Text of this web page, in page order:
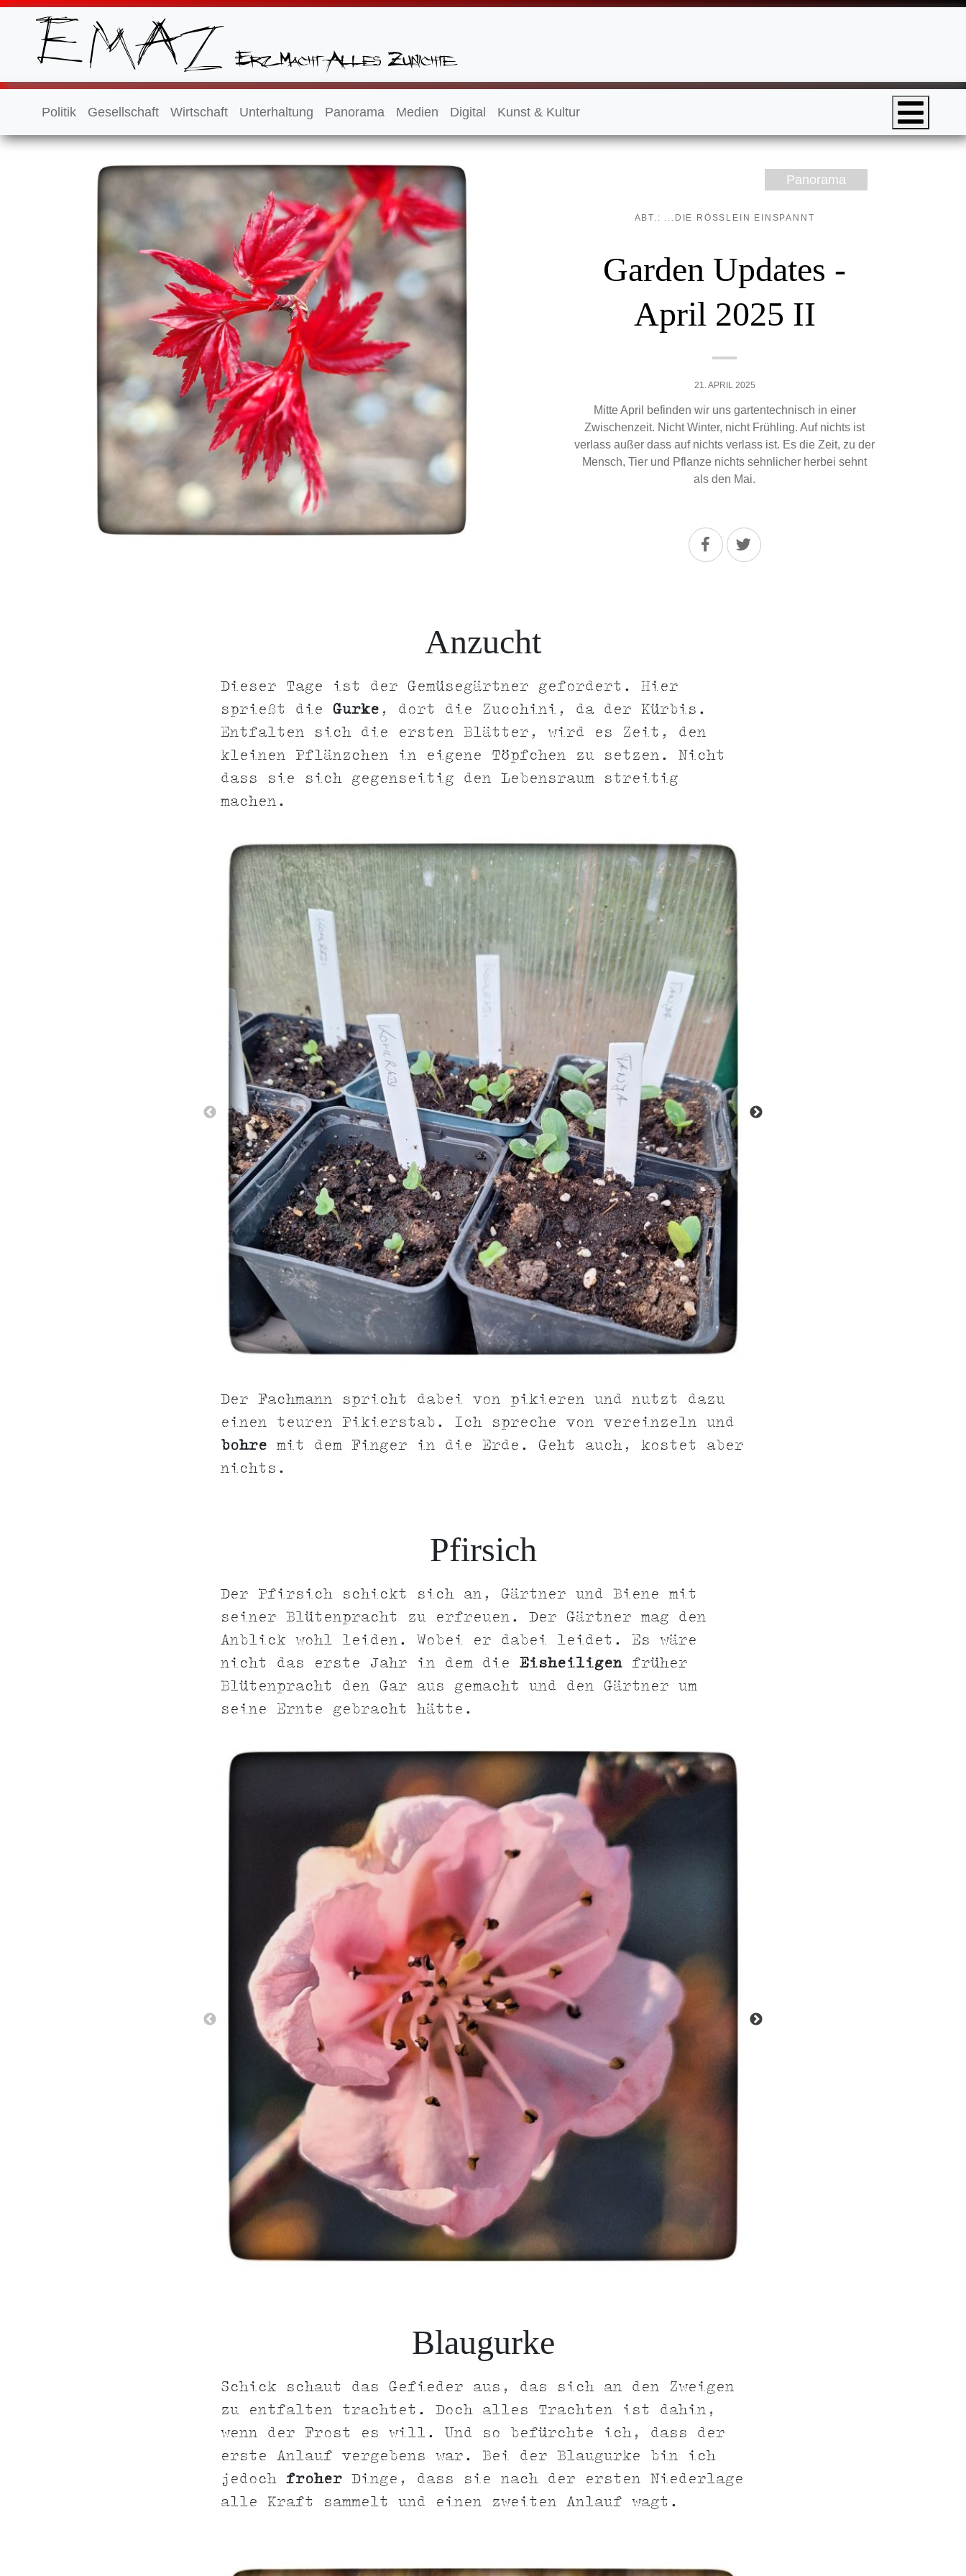
Politik Gesellschaft Wirtschaft Unterhaltung Panorama Medien Digital Kunst & Kultur
Panorama
ABT.: ...DIE RÖSSLEIN EINSPANNT
Garden Updates -
April 2025 II
21. APRIL 2025
Mitte April befinden wir uns gartentechnisch in einer
Zwischenzeit. Nicht Winter, nicht Frühling. Auf nichts ist
verlass außer dass auf nichts verlass ist. Es die Zeit, zu der
Mensch, Tier und Pflanze nichts sehnlicher herbei sehnt
als den Mai.
Anzucht
Dieser Tage ist der Gemüsegärtner gefordert. Hier
sprießt die Gurke , dort die Zucchini, da der Kürbis.
Entfalten sich die ersten Blätter, wird es Zeit, den
kleinen Pflänzchen in eigene Töpfchen zu setzen. Nicht
dass sie sich gegenseitig den Lebensraum streitig
machen.
Der Fachmann spricht dabei von pikieren und nutzt dazu
einen teuren Pikierstab. Ich spreche von vereinzeln und
bohre mit dem Finger in die Erde. Geht auch, kostet aber
nichts.
Pfirsich
Der Pfirsich schickt sich an, Gärtner und Biene mit
seiner Blütenpracht zu erfreuen. Der Gärtner mag den
Anblick wohl leiden. Wobei er dabei leidet. Es wäre
nicht das erste Jahr in dem die Eisheiligenfrüher
Blütenpracht den Gar aus gemacht und den Gärtner um
seine Ernte gebracht hätte.
Blaugurke
Schick schaut das Gefieder aus, das sich an den Zweigen
zu entfalten trachtet. Doch alles Trachten ist dahin,
wenn der Frost es will. Und so befürchte ich, dass der
erste Anlauf vergebens war. Bei der Blaugurke bin ich
jedoch froher Dinge, dass sie nach der ersten Niederlage
alle Kraft sammelt und einen zweiten Anlauf wagt.